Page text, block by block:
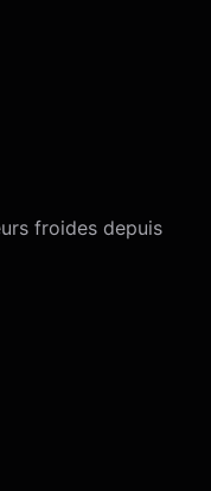
froides depuis